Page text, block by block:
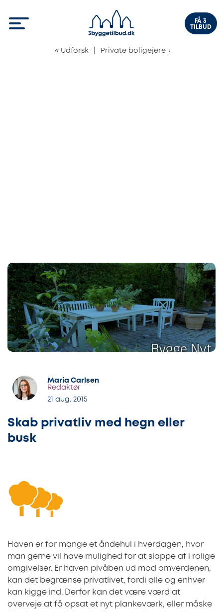
FÅ 3
TILBUD
« Udforsk Private boligejere ›
Maria Carlsen
Redaktør
21 aug. 2015
Skab privatliv med hegn eller
busk
Haven er for mange et åndehul i hverdagen, hvor
man gerne vil have mulighed for at slappe af i rolige
omgivelser. Er haven pivåben ud mod omverdenen,
kan det begrænse privatlivet, fordi alle og enhver
kan kigge ind. Derfor kan det være værd at
overveje at få opsat et nyt plankeværk, eller måske